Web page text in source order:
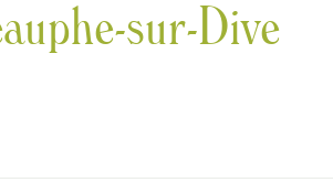
sur-Dive